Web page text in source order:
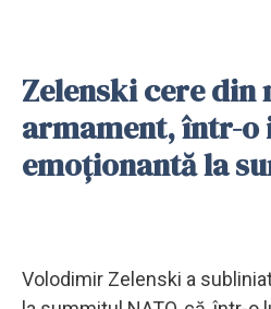
Zelenski cere din
armament, într-o
emoționantă la
Volodimir Zelenski a